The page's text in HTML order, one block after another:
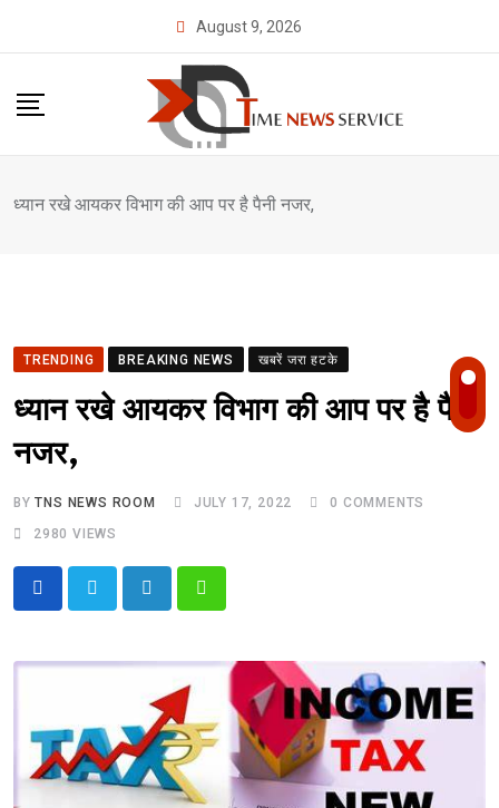
August 9, 2026
ध्यान रखे आयकर विभाग की आप पर है पैनी नजर,
TRENDING BREAKING NEWS खबरें जरा हटके
ध्यान रखे आयकर विभाग की आप पर है पैनी
नजर,
BYTNS NEWS ROOM JULY 17, 2022 0 COMMENTS
2980 VIEWS